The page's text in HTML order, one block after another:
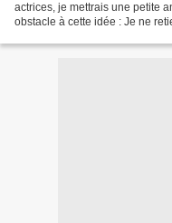
actrices, je mettrais une petite
obstacle à cette idée : Je ne